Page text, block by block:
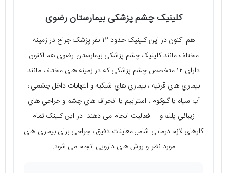
کلینیک چشم پزشکی بیمارستان رضوی
هم اکنون در این کلینیک حدود ۱۲ نفر پزشک جراح در زمینه
مختلف مانند کلینیک چشم پزشکی بیمارستان رضوی هم اکنون
دارای ۱۲ متخصص چشم پزشکی که در زمینه های مختلف مانند
بيماري هاي قرنيه ، بيماري هاي شبكيه و التهابات داخل چشمي ،
آب سياه يا گلوكوم ، استرابيم يا انحراف هاي چشم و جراحي هاي
زيبائي پلك و … فعالیت انجام می دهند. در این کلینک تمام
کارهای لازم درمانی شامل معاینات دقیق ، جراحی برای بیماری های
مورد نظر و روش های دارویی انجام می شود.